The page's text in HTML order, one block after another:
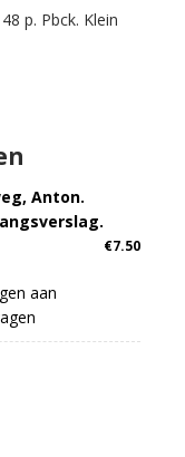
p. Pbck. Klein
Anton.
€7.50
aan